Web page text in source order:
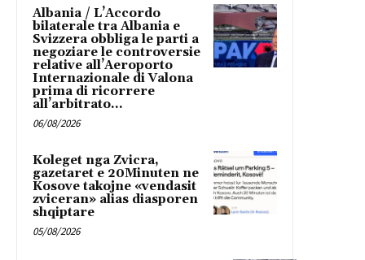
Albania / L’Accordo
bilaterale tra Albania e
Svizzera obbliga le parti a
negoziare le controversie
relative all’Aeroporto
Internazionale di Valona
prima di ricorrere
all’arbitrato...
06/08/2026
Koleget nga Zvicra,
gazetaret e 20Minuten ne
Kosove takojne «vendasit
zviceran» alias diasporen
shqiptare
05/08/2026